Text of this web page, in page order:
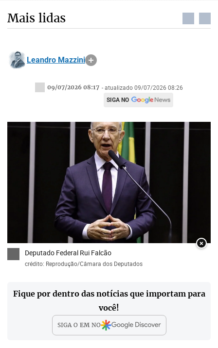
Mais lidas
Leandro Mazzini
09/07/2026 08:17 - atualizado 09/07/2026 08:26
SIGA NO
×
Deputado Federal Rui Falcão
crédito: Reprodução/Câmara dos Deputados
Fique por dentro das notícias que importam para
você!
SIGA O EMNO